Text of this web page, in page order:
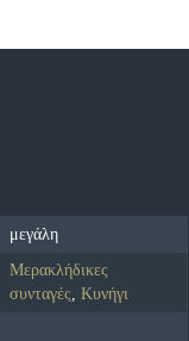
μεγάλη
Μερακλήδικες
συνταγές,Κυνήγι